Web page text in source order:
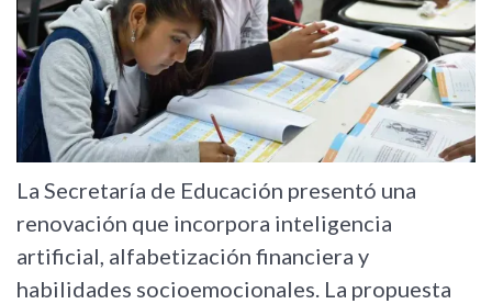
La Secretaría de Educación presentó una
renovación que incorpora inteligencia
artificial, alfabetización financiera y
habilidades socioemocionales. La propuesta